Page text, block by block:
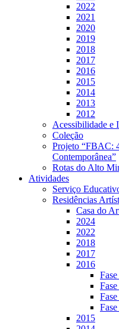
2022
2021
2020
2019
2018
2017
2016
2015
2014
2013
2012
Acessibilidade e
Coleção
Projeto “FBAC:
Contemporânea”
Rotas do Alto
Atividades
Serviço
Residências
Casa do
2024
2022
2018
2017
2016
2015